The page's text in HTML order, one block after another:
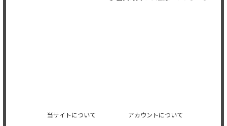
当サイトについて アカウントについて